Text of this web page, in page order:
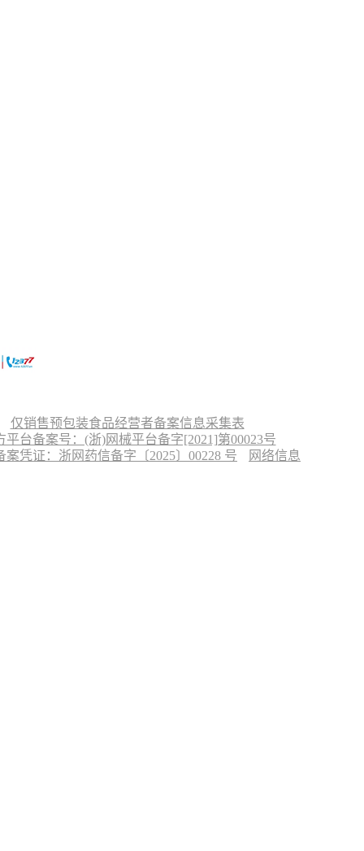
仅销售预包装食品经营者备案信息采集表
台备案号：(浙)网械平台备字[2021]第00023号
凭证：浙网药信备字〔2025〕00228 号
网络信息